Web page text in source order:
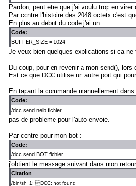
Pardon, peut etre que j'ai voulu trop en
Par contre l'histoire des 2048 octets c'est
En plus au debut du code j'ai un
Code:
BUFFER_SIZE = 1024
Je veux bien quelques explications si ca ne
Du coup, pour en revenir a mon send(),
Est ce que DCC utilise un autre port qui
En tapant la commande manuellement
Code:
/dcc send neib fichier
pas de probleme pour l'auto-envoie.
Par contre pour mon bot :
Code:
/dcc send BOT fichier
j'obtient le message suivant dans mon
Citation
/bin/sh: 1: DCC: not found